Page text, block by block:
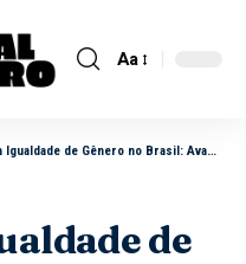
Aa
de Gênero no Brasil: Avanços, Desafios e Perspectivas Futuras
de